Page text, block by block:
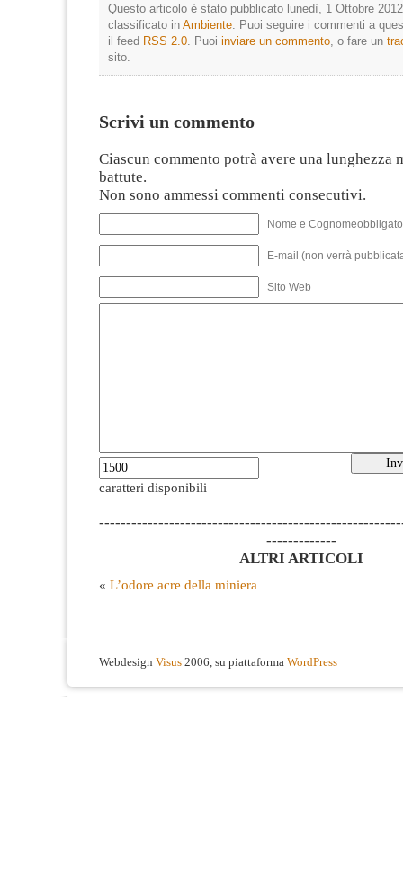
Questo articolo è stato pubblicato lunedì, 1 Ottobre
classificato in Ambiente . Puoi seguire i commenti a
il feed RSS 2.0 . Puoi inviare un commento , o fare un
sito.
Scrivi un commento
Ciascun commento potrà avere una lunghezza
battute.
Non sono ammessi commenti consecutivi.
Nome e
E-mail (non verrà
Sito Web
caratteri disponibili
-------------
ALTRI ARTICOLI
« L’odore acre della miniera
Webdesign Visus 2006, su piattaforma WordPress